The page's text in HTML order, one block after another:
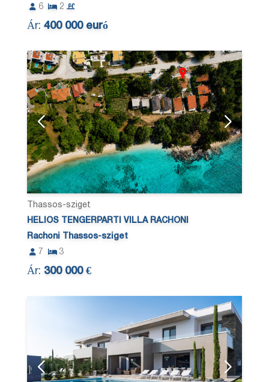
6
2
Ár:400 000 euró
Thassos-sziget
HELIOS TENGERPARTI VILLA RACHONI
Rachoni Thassos-sziget
7
3
Ár: 300 000 €